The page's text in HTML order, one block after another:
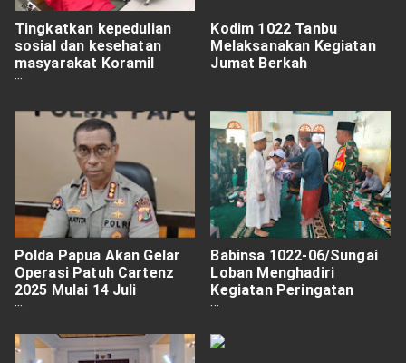
Tingkatkan kepedulian
sosial dan kesehatan
masyarakat Koramil
0818/01 Pujon mengikuti
Kodim 1022 Tanbu
Melaksanakan Kegiatan
Jumat Berkah
Polda Papua Akan Gelar
Operasi Patuh Cartenz
2025 Mulai 14 Juli
Mendatang
Babinsa 1022-06/Sungai
Loban Menghadiri
Kegiatan Peringatan
Tahun Baru Islam 1447 H